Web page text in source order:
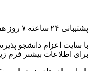
پشتیبانی ۲۴ ساعته ۷ روز هفته از طریق تماس تلفنی
با سایت اعزام دانشجو
برای اطلاعات بیشتر فرم